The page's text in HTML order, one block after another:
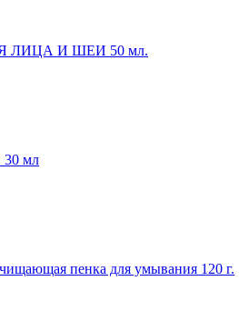
И ШЕИ 50 мл.
30 мл
пенка для умывания 120 г.